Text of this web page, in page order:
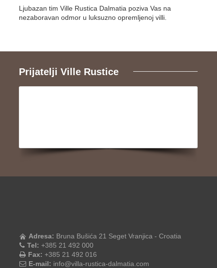
Ljubazan tim Ville Rustica Dalmatia poziva Vas na
nezaboravan odmor u luksuzno opremljenoj villi.
Prijatelji Ville Rustice
Adresa: Bruna Bušića 21 Seget Vranjica - Croatia
Tel: +385 21 492 000
Fax: +385 21 492 016
E-mail: info@villa-rustica-dalmatia.com